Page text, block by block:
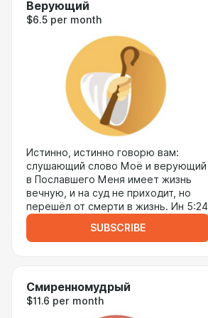
Верующий
$6.5 per month
Истинно, истинно говорю вам:
слушающий слово Моё и верующий
в Пославшего Меня имеет жизнь
вечную, и на суд не приходит, но
перешёл от смерти в жизнь. Ин 5:24
SUBSCRIBE
Cмиренномудрый
$11.6 per month